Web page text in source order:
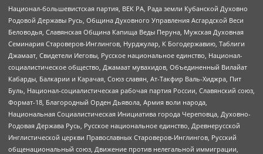
Национал-большевистская партия, ВЕК РА, Рада земли Кубанской Духовно
Родовой Державы Русь, Община Духовного Управления Асгардской Веси
Беловодья, Славянская Община Капища Веды Перуна, Мужская Духовная
Семинария Староверов-Инглингов, Нурджулар, К Богодержавию, Таблиги
Джамаат, Свидетели Иеговы, Русское национальное единство, Национал-
социалистическое общество, Джамаат мувахидов, Объединенный Вилайат
Кабарды, Балкарии и Карачая, Союз славян, Ат-Такфир Валь-Хиджра, Пит
Буль, Национал-социалистическая рабочая партия России, Славянский союз,
Формат-18, Благородный Орден Дьявола, Армия воли народа,
Национальная Социалистическая Инициатива города Череповца, Духовно-
Родовая Держава Русь, Русское национальное единство, Древнерусской
Инглистической церкви Православных Староверов-Инглингов, Русский
общенациональный союз, Движение против нелегальной иммиграции,